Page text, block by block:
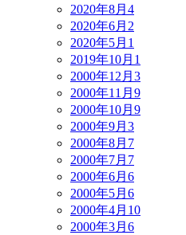
2020年8月 4
2020年6月 2
2020年5月 1
2019年10月 1
2000年12月 3
2000年11月 9
2000年10月 9
2000年9月 3
2000年8月 7
2000年7月 7
2000年6月 6
2000年5月 6
2000年4月 10
2000年3月 6